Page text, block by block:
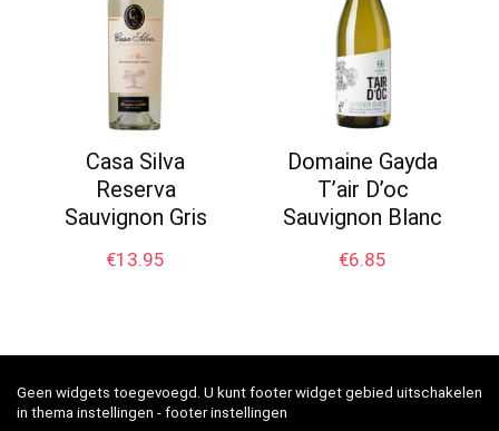
Casa Silva
Reserva
Sauvignon Gris
€13.95
Domaine Gayda
T’air D’oc
Sauvignon Blanc
€6.85
Geen widgets toegevoegd. U kunt footer widget gebied uitschakelen
in thema instellingen - footer instellingen